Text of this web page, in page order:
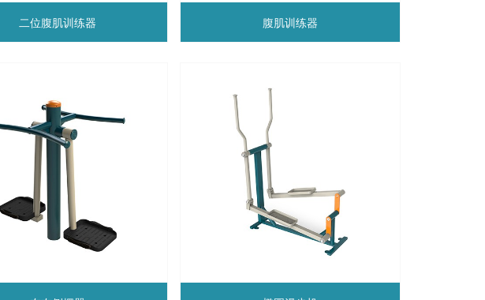
二位腹肌训练器 腹肌训练器